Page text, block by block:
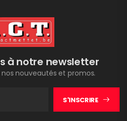
à notre newsletter
nouveautés et promos.
S'INSCRIRE